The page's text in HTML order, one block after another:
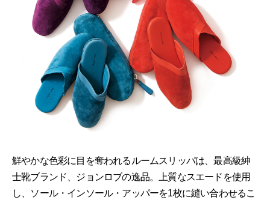
鮮やかな色彩に目を奪われるルームスリッパは、最高級紳
士靴ブランド、ジョンロブの逸品。上質なスエードを使用
し、ソール・インソール・アッパーを1枚に縫い合わせるこ